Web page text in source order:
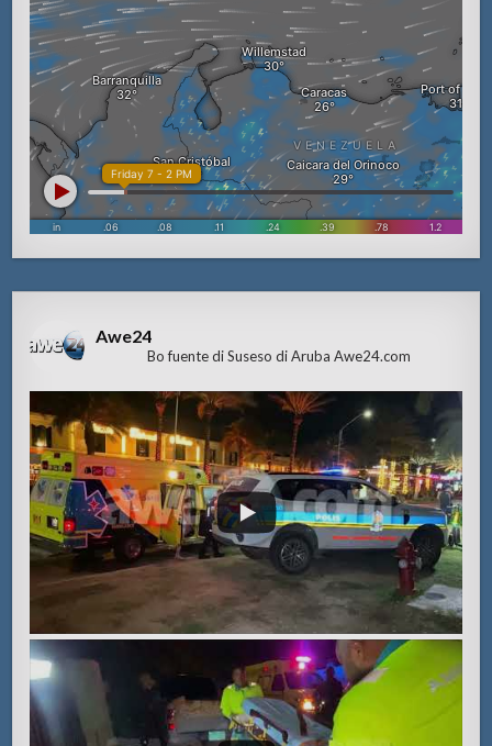
Awe24
Bo fuente di Suseso di Aruba Awe24.com